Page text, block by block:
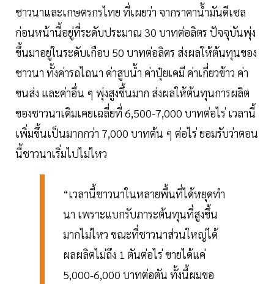
ชาวนาและเกษตรกรไทย ที่เผยว่า จากราคาน้ำมันดีเซล
ก่อนหน้านี้อยู่ที่ระดับประมาณ 30 บาทต่อลิตร ปัจจุบันพุ่ง
ขึ้นมาอยู่ในระดับเกือบ 50 บาทต่อลิตร ส่งผลให้ต้นทุนของ
ชาวนา ทั้งค่ารถไถนา ค่าสูบน้ำ ค่าปุ๋ยเคมี ค่าเกี่ยวข้าว ค่า
ขนส่ง และค่าอื่น ๆ พุ่งสูงขึ้นมาก ส่งผลให้ต้นทุนการผลิต
ของชาวนาเดิมเคยเฉลี่ยที่ 6,500-7,000 บาทต่อไร่ เวลานี้
เพิ่มขึ้นเป็นมากกว่า 7,000 บาทต้น ๆ ต่อไร่ ยอมรับว่าตอน
นี้ชาวนาเริ่มไปไม่ไหว
“เวลานี้ชาวนาในหลายพื้นที่ได้หยุดทำ
นา เพราะแบกรับภาระต้นทุนที่สูงขึ้น
มากไม่ไหว ขณะที่ชาวนาส่วนใหญ่ได้
ผลผลิตไม่ถึง 1 ตันต่อไร่ ขายได้แค่
5,000-6,000 บาทต่อตัน ทั้งนี้ผมขอ